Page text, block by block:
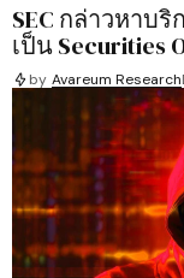
SEC กล่าวหาบริ
เป็น Securities
by Avareum Research